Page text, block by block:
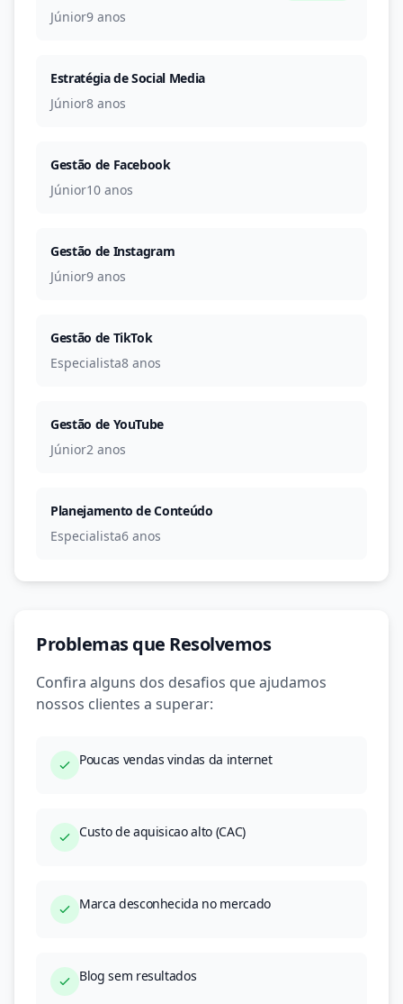
Júnior9 anos
Estratégia de Social Media
Júnior8 anos
Gestão de Facebook
Júnior10 anos
Gestão de Instagram
Júnior9 anos
Gestão de TikTok
Especialista8 anos
Gestão de YouTube
Júnior2 anos
Planejamento de Conteúdo
Especialista6 anos
Problemas que Resolvemos
Confira alguns dos desafios que ajudamos
nossos clientes a superar:
Poucas vendas vindas da internet
Custo de aquisicao alto (CAC)
Marca desconhecida no mercado
Blog sem resultados